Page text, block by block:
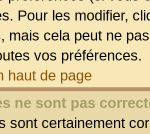
Pour les modifier,
mais cela peut ne
vos préférences.
haut de page
ne sont pas
sont certainement